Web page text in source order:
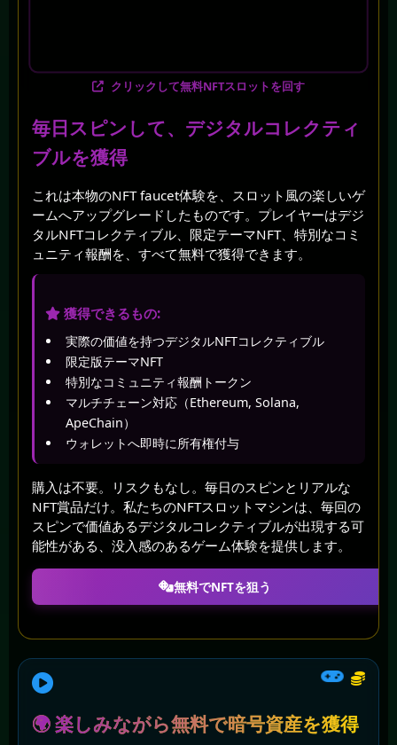
クリックして無料NFTスロットを回す
毎日スピンして、デジタルコレクティ
ブルを獲得
これは本物のNFT faucet体験を、スロット風の楽しいゲ
ームへアップグレードしたものです。プレイヤーはデジ
タルNFTコレクティブル、限定テーマNFT、特別なコミ
ュニティ報酬を、すべて無料で獲得できます。
獲得できるもの:
実際の価値を持つデジタルNFTコレクティブル
限定版テーマNFT
特別なコミュニティ報酬トークン
マルチチェーン対応（Ethereum, Solana,
ApeChain）
ウォレットへ即時に所有権付与
購入は不要。リスクもなし。毎日のスピンとリアルな
NFT賞品だけ。私たちのNFTスロットマシンは、毎回の
スピンで価値あるデジタルコレクティブルが出現する可
能性がある、没入感のあるゲーム体験を提供します。
無料でNFTを狙う
🌍 楽しみながら無料で暗号資産を獲得